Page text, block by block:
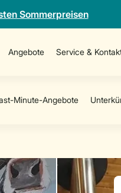
Sommerpreisen
Angebote Service &